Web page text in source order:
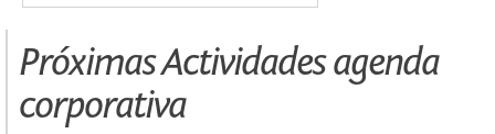
Próximas Actividades agenda
corporativa